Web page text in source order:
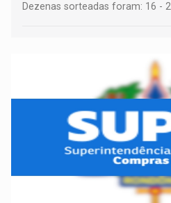
Dezenas sorteadas foram: 16 -